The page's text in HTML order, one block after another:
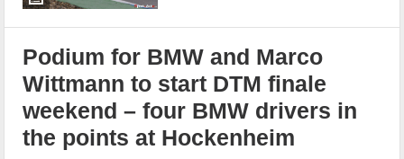
Podium for BMW and Marco
Wittmann to start DTM finale
weekend – four BMW drivers in
the points at Hockenheim